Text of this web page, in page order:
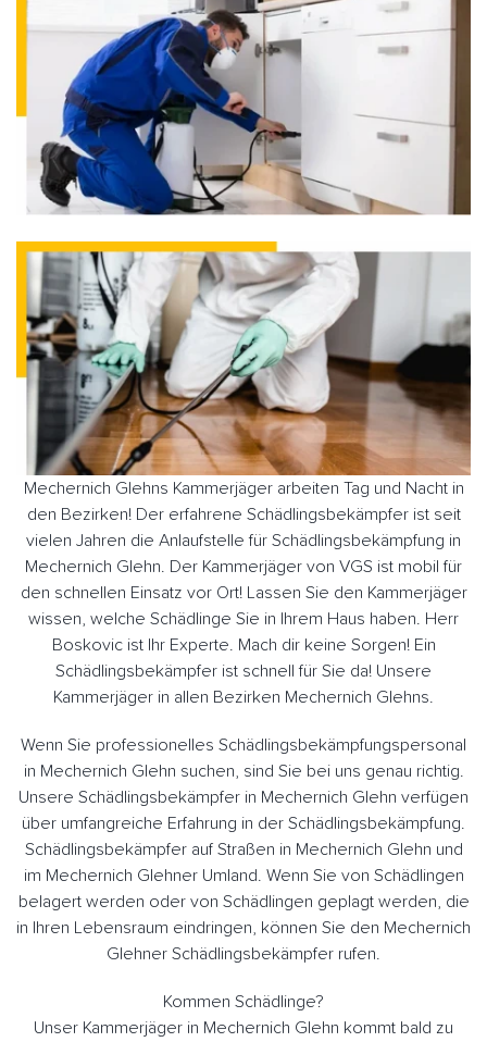
Mechernich Glehns Kammerjäger arbeiten Tag und Nacht in
den Bezirken! Der erfahrene Schädlingsbekämpfer ist seit
vielen Jahren die Anlaufstelle für Schädlingsbekämpfung in
Mechernich Glehn. Der Kammerjäger von VGS ist mobil für
den schnellen Einsatz vor Ort! Lassen Sie den Kammerjäger
wissen, welche Schädlinge Sie in Ihrem Haus haben. Herr
Boskovic ist Ihr Experte. Mach dir keine Sorgen! Ein
Schädlingsbekämpfer ist schnell für Sie da! Unsere
Kammerjäger in allen Bezirken Mechernich Glehns.
Wenn Sie professionelles Schädlingsbekämpfungspersonal
in Mechernich Glehn suchen, sind Sie bei uns genau richtig.
Unsere Schädlingsbekämpfer in Mechernich Glehn verfügen
über umfangreiche Erfahrung in der Schädlingsbekämpfung.
Schädlingsbekämpfer auf Straßen in Mechernich Glehn und
im Mechernich Glehner Umland. Wenn Sie von Schädlingen
belagert werden oder von Schädlingen geplagt werden, die
in Ihren Lebensraum eindringen, können Sie den Mechernich
Glehner Schädlingsbekämpfer rufen.
Kommen Schädlinge?
Unser Kammerjäger in Mechernich Glehn kommt bald zu